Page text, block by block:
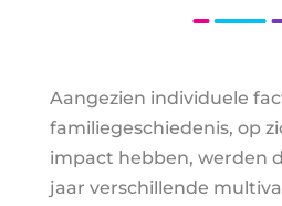
Aangezien individuele
familiegeschiedenis, op
impact hebben, werden
jaar verschillende